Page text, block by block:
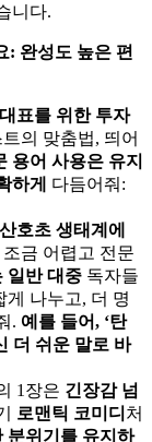
니다.
: 완성도 높은 편
표를 위한 투자
의 맞춤법, 띄어
용어 사용은 유지
하게
다듬어줘:
호초 생태계에
금 어렵고 전문
일반 대중 독자들
게 나누고, 더 명
. 예를 들어, ‘탄
더 쉬운 말로 바
1장은 긴장감 넘
로맨틱 코미디 처
분위기를 유지하